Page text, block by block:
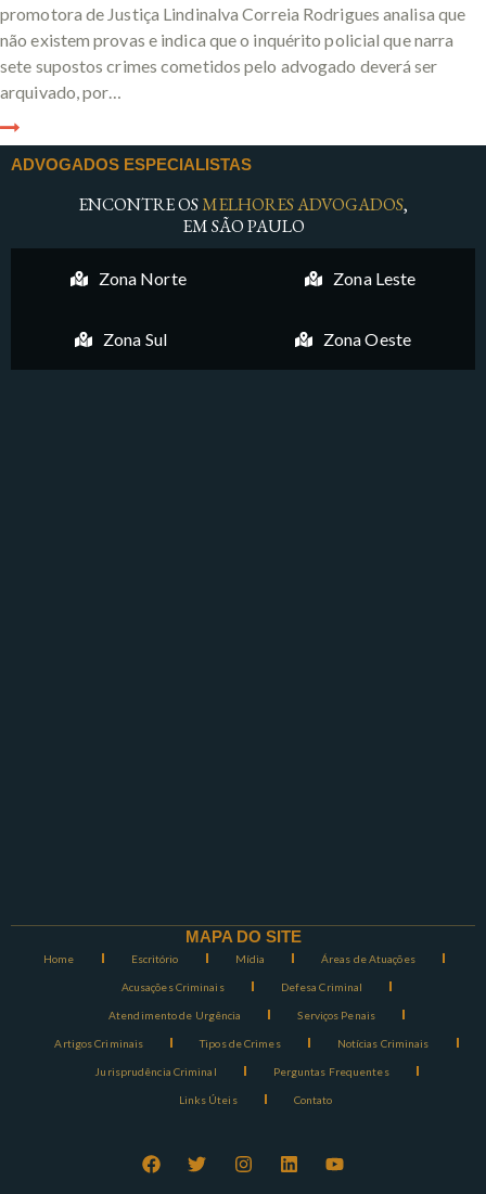
promotora de Justiça Lindinalva Correia Rodrigues analisa que
não existem provas e indica que o inquérito policial que narra
sete supostos crimes cometidos pelo advogado deverá ser
arquivado, por…
ADVOGADOS ESPECIALISTAS
ENCONTRE OSMELHORES ADVOGADOS,
EM SÃO PAULO
Zona Norte Zona Leste
Zona Sul Zona Oeste
MAPA DO SITE
Home Escritório Mídia Áreas de Atuações
Acusações Criminais Defesa Criminal
Atendimento de Urgência Serviços Penais
Artigos Criminais Tipos de Crimes Notícias Criminais
Jurisprudência Criminal Perguntas Frequentes
Links Úteis Contato